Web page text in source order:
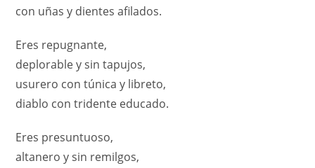
con uñas y dientes afilados.
Eres repugnante,
deplorable y sin tapujos,
usurero con túnica y libreto,
diablo con tridente educado.
Eres presuntuoso,
altanero y sin remilgos,